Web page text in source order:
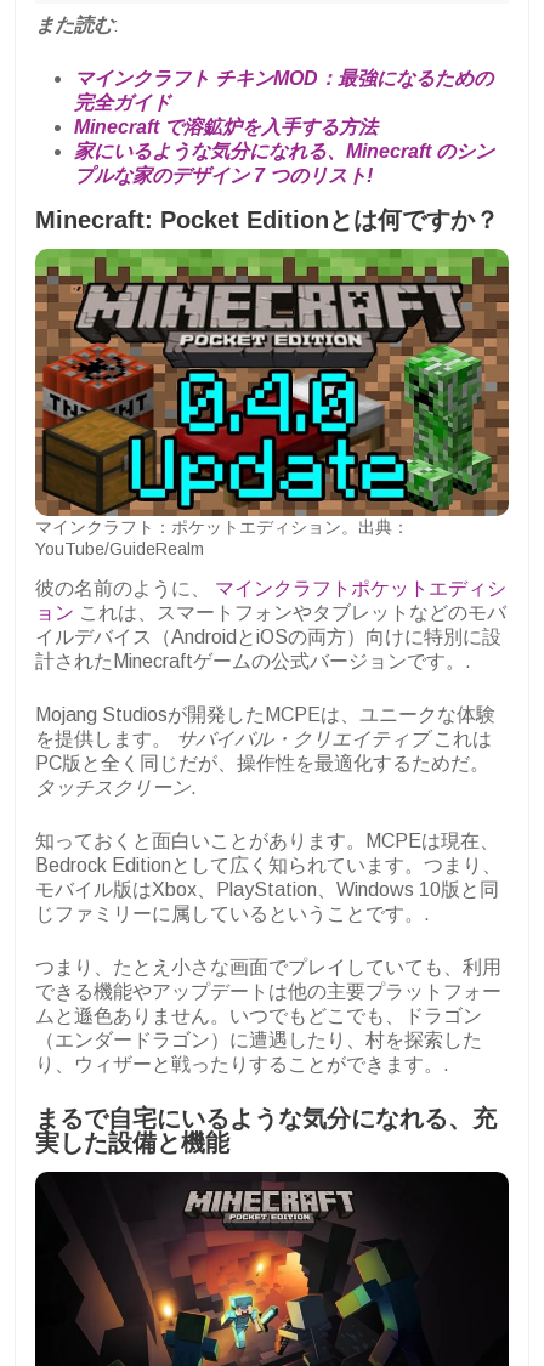
また読む:
マインクラフト チキンMOD：最強になるための
完全ガイド
Minecraft で溶鉱炉を入手する方法
家にいるような気分になれる、Minecraft のシン
プルな家のデザイン 7 つのリスト!
Minecraft: Pocket Editionとは何ですか？
マインクラフト：ポケットエディション。出典：
YouTube/GuideRealm
彼の名前のように、 マインクラフトポケットエディシ
ョン これは、スマートフォンやタブレットなどのモバ
イルデバイス（AndroidとiOSの両方）向けに特別に設
計されたMinecraftゲームの公式バージョンです。.
Mojang Studiosが開発したMCPEは、ユニークな体験
を提供します。
サバイバル・クリエイティブこれは
PC版と全く同じだが、操作性を最適化するためだ。
タッチスクリーン.
知っておくと面白いことがあります。MCPEは現在、
Bedrock Editionとして広く知られています。つまり、
モバイル版はXbox、PlayStation、Windows 10版と同
じファミリーに属しているということです。.
つまり、たとえ小さな画面でプレイしていても、利用
できる機能やアップデートは他の主要プラットフォー
ムと遜色ありません。いつでもどこでも、ドラゴン
（エンダードラゴン）に遭遇したり、村を探索した
り、ウィザーと戦ったりすることができます。.
まるで自宅にいるような気分になれる、充
実した設備と機能